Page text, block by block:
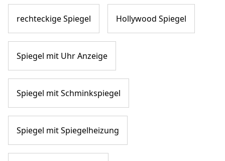
rechteckige Spiegel Hollywood Spiegel
Spiegel mit Uhr Anzeige
Spiegel mit Schminkspiegel
Spiegel mit Spiegelheizung